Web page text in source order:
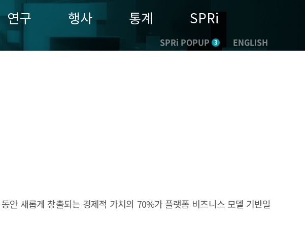
연구 행사 통계 SPRi
SPRi POPUP 3 ENGLISH
안 새롭게 창출되는 경제적 가치의 70%가 플랫폼 비즈니스 모델 기반일